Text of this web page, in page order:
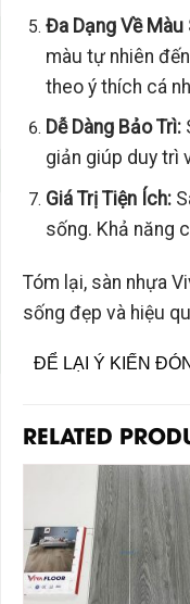
Đa Dạng Về
màu tự nhiên
theo ý thích cá
Dễ Dàng Bảo Trì:
giản giúp duy trì
Giá Trị Tiện Ích:
sống. Khả năng
Tóm lại, sàn nhựa
sống đẹp và hiệu
ĐỂ LẠI Ý KIẾN
RELATED